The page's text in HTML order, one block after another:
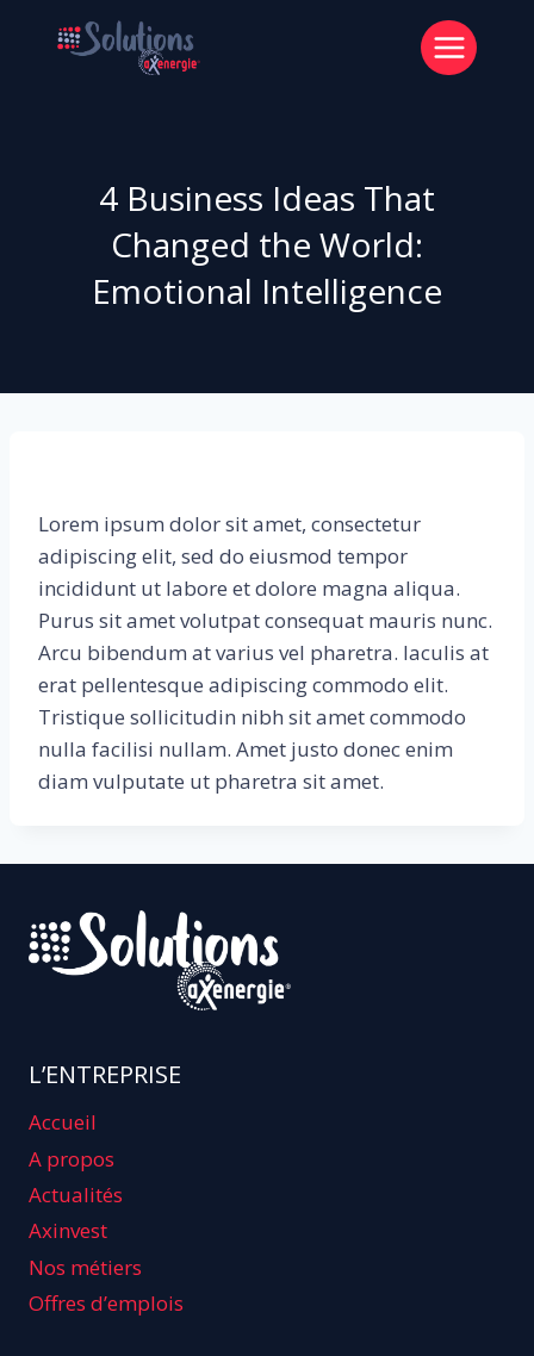
4 Business Ideas That
Changed the World:
Emotional Intelligence
Lorem ipsum dolor sit amet, consectetur
adipiscing elit, sed do eiusmod tempor
incididunt ut labore et dolore magna aliqua.
Purus sit amet volutpat consequat mauris nunc.
Arcu bibendum at varius vel pharetra. Iaculis at
erat pellentesque adipiscing commodo elit.
Tristique sollicitudin nibh sit amet commodo
nulla facilisi nullam. Amet justo donec enim
diam vulputate ut pharetra sit amet.
L’ENTREPRISE
Accueil
A propos
Actualités
Axinvest
Nos métiers
Offres d’emplois